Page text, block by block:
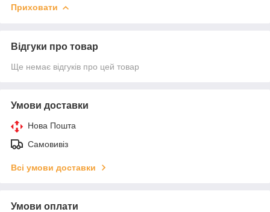
Приховати
Відгуки про товар
Ще немає відгуків про цей товар
Умови доставки
Нова Пошта
Самовивіз
Всі умови доставки
Умови оплати